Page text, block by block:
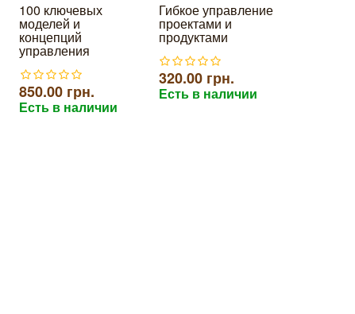
100 ключевых
моделей и
концепций
управления
850.00 грн.
Есть в наличии
Гибкое управление
проектами и
продуктами
320.00 грн.
Есть в наличии